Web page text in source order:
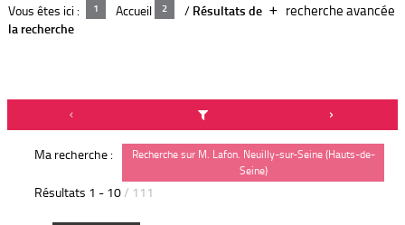
recherche avancée
Vous êtes ici : Accueil / Résultats de
la recherche
Ma recherche :
Recherche sur M. Lafon. Neuilly-sur-Seine (Hauts-de-
Seine)
Résultats 1 - 10/ 111